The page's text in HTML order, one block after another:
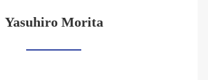
Yasuhiro Morita